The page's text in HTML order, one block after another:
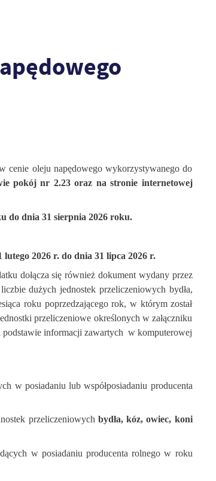
cenie oleju napędowego wykorzystywanego do
pokój nr 2.23 oraz na stronie internetowej
do dnia 31 sierpnia 2026 roku.
lutego 2026 r. do dnia 31 lipca 2026 r.
dołącza się również dokument wydany przez
dużych jednostek przeliczeniowych bydła,
roku poprzedzającego rok, w którym został
przeliczeniowe określonych w załączniku
informacji zawartych w komputerowej
w posiadaniu lub współposiadaniu producenta
przeliczeniowych bydła, kóz, owiec, koni
w posiadaniu producenta rolnego w roku